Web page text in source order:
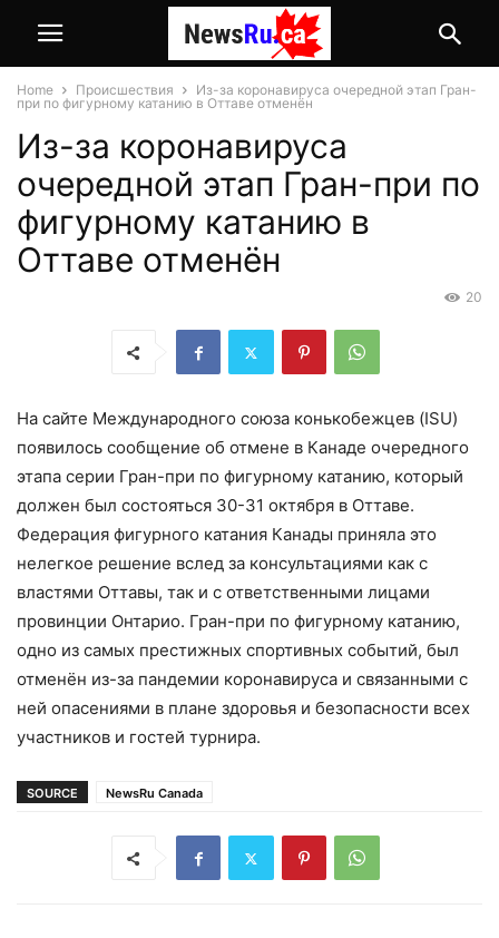
Home Происшествия
Из-за коронавируса очередной этап Гран-
при по фигурному катанию в Оттаве отменён
Из-за коронавируса
очередной этап Гран-при по
фигурному катанию в
Оттаве отменён
20
На сайте Международного союза конькобежцев (ISU)
появилось сообщение об отмене в Канаде очередного
этапа серии Гран-при по фигурному катанию, который
должен был состояться 30-31 октября в Оттаве.
Федерация фигурного катания Канады приняла это
нелегкое решение вслед за консультациями как с
властями Оттавы, так и с ответственными лицами
провинции Онтарио. Гран-при по фигурному катанию,
одно из самых престижных спортивных событий, был
отменён из-за пандемии коронавируса и связанными с
ней опасениями в плане здоровья и безопасности всех
участников и гостей турнира.
SOURCE NewsRu Canada